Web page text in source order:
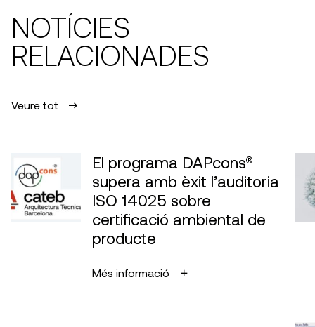
NOTÍCIES
RELACIONADES
Veure tot
El programa DAPcons®
supera amb èxit l’auditoria
ISO 14025 sobre
certificació ambiental de
producte
Més informació